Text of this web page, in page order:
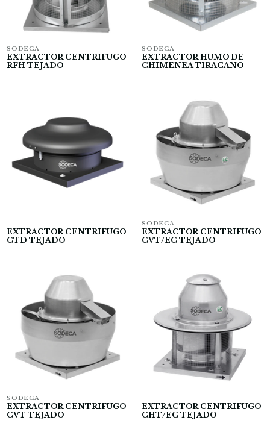
SODECA
EXTRACTOR CENTRIFUGO
RFH TEJADO
SODECA
EXTRACTOR HUMO DE
CHIMENEA TIRACANO
EXTRACTOR CENTRIFUGO
CTD TEJADO
SODECA
EXTRACTOR CENTRIFUGO
CVT/EC TEJADO
SODECA
EXTRACTOR CENTRIFUGO
CVT TEJADO
EXTRACTOR CENTRIFUGO
CHT/EC TEJADO